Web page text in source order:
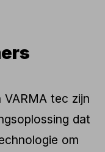
tec zijn
dat
om